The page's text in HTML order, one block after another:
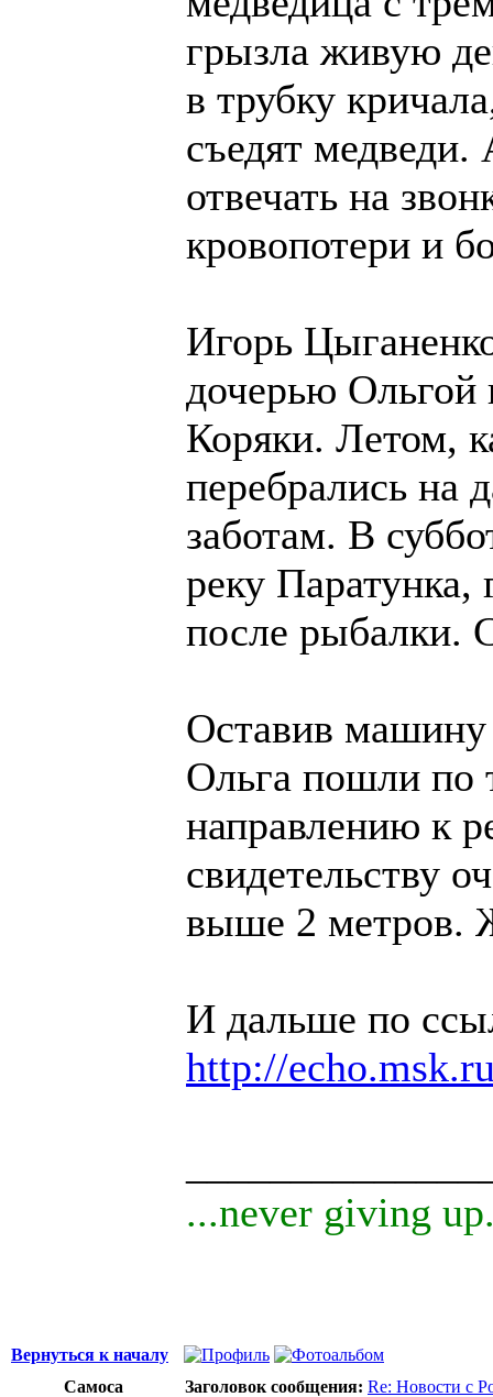
грызла живую
в трубку
съедят медведи.
отвечать на
кровопотери и
Игорь
дочерью Ольгой
Коряки. Летом,
перебрались на
заботам. В
реку Паратунка,
после рыбалки.
Оставив машину
Ольга пошли по
направлению к
свидетельству
выше 2 метров.
И дальше по
http://
...never giving
Вернуться к началу
Самоса
Заголовок сообщения: Re: Новости с